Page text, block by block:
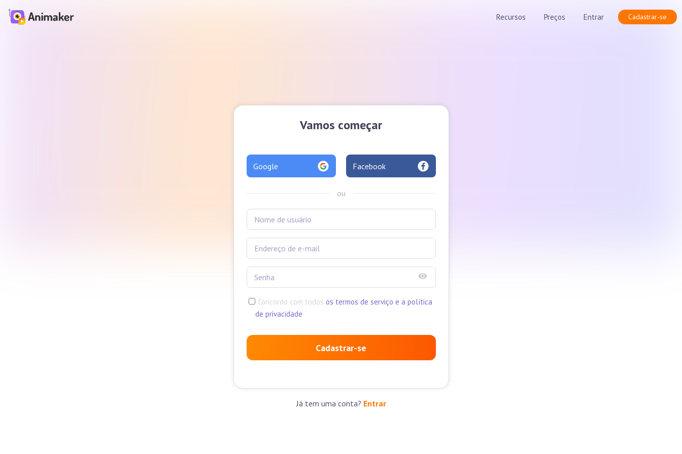
Recursos Preços Entrar Cadastrar-se
Vamos começar
Google Facebook
ou
Concordo com todos os termos de serviço e a política
de privacidade
Cadastrar-se
Já tem uma conta? Entrar